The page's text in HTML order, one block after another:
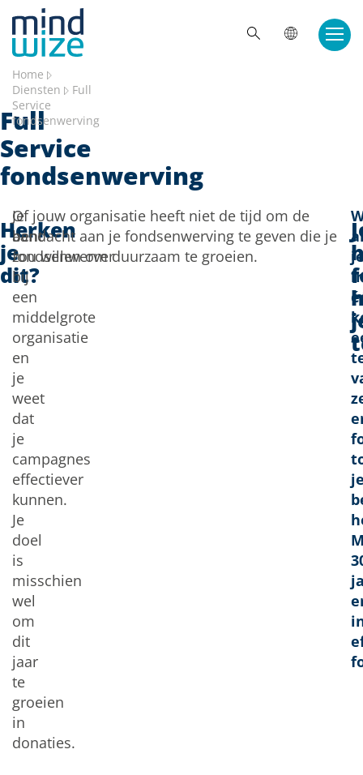
Full
Service
fondsenwerving
Home
Diensten
Full
Service
fondsenwerving
Herken
je
dit?
Je
bent
fondsenwerver
bij
een
middelgrote
organisatie
en
je
weet
dat
je
campagnes
effectiever
kunnen.
Je
doel
is
misschien
wel
om
dit
jaar
te
groeien
in
donaties.
Of jouw organisatie heeft niet de tijd om de
aandacht aan je fondsenwerving te geven die je
zou willen om duurzaam te groeien.